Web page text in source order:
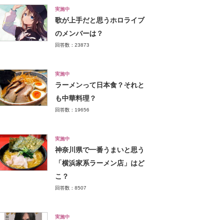
実施中
歌が上手だと思うホロライブ
のメンバーは？
回答数：23873
実施中
ラーメンって日本食？それと
も中華料理？
回答数：19656
実施中
神奈川県で一番うまいと思う
「横浜家系ラーメン店」はど
こ？
回答数：8507
実施中